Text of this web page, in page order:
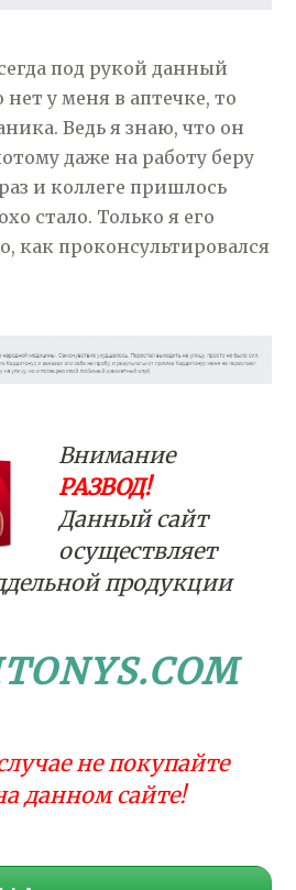
под рукой данный
нет у меня в аптечке, то
Ведь я знаю, что он
даже на работу беру
и коллеге пришлось
стало. Только я его
как проконсультировался
Внимание
РАЗВОД!
Данный сайт
осуществляет
продукции
не покупайте
данном сайте!